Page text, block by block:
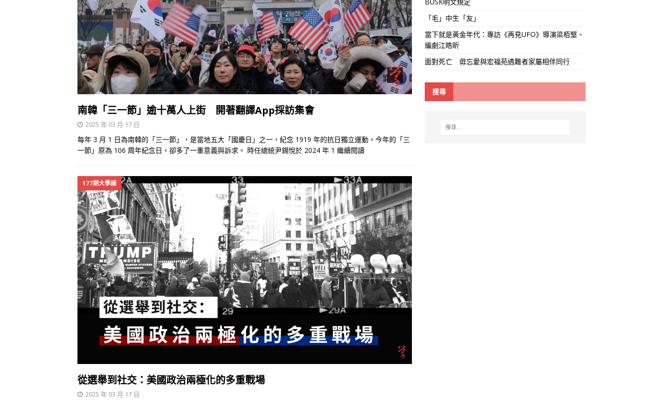
南韓「三一節」逾十萬人上街 開著翻譯App採訪集會
2025 年 03 月 17 日
每年 3 月 1 日為南韓的「三一節」，是當地五大「國慶日」之一，紀念 1919 年的抗日獨立運動。今年的「三
一節」原為 106 周年紀念日，卻多了一重意義與訴求。 時任總統尹錫悅於 2024 年 1 繼續閱讀
177期大學線
從選舉到社交：美國政治兩極化的多重戰場
2025 年 03 月 17 日
「毛」中生「友」
當下就是黃金年代：專訪《再見UFO》導演梁栢堅、
編劇江皓昕
面對死亡 毋忘愛與宏福苑遇難者家屬相伴同行
搜尋